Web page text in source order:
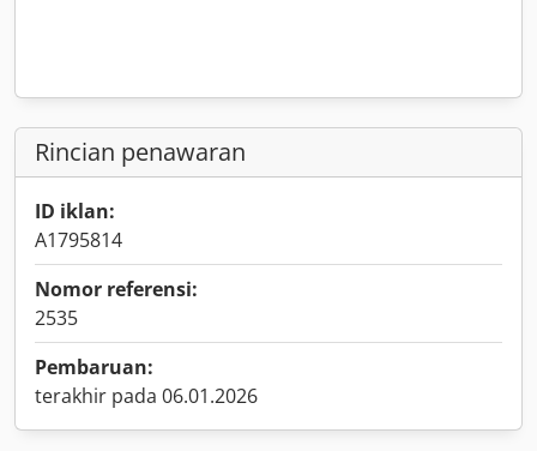
Rincian penawaran
ID iklan:
A1795814
Nomor referensi:
2535
Pembaruan:
terakhir pada 06.01.2026